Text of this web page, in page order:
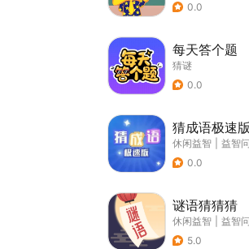
0.0
每天答个题
猜谜
0.0
猜成语极速版
休闲益智 益智
0.0
谜语猜猜猜
休闲益智 益智
5.0